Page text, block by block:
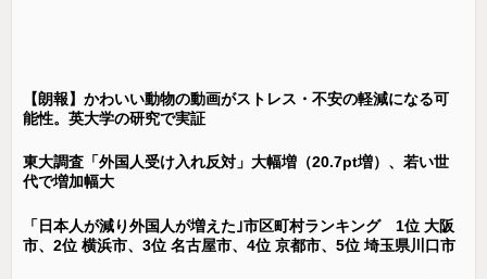
【朗報】かわいい動物の動画がストレス・不安の軽減になる可
能性。英大学の研究で実証
東大調査「外国人受け入れ反対」大幅増（20.7pt増）、若い世
代で増加幅大
「日本人が減り外国人が増えた｣市区町村ランキング 1位 大阪
市、2位 横浜市、3位 名古屋市、4位 京都市、5位 埼玉県川口市